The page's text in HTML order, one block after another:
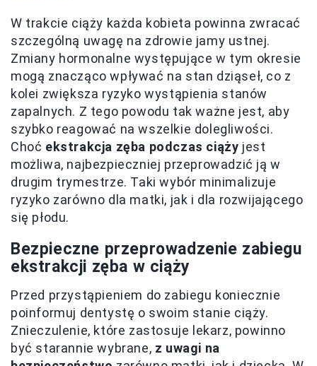
W trakcie ciąży każda kobieta powinna zwracać
szczególną uwagę na zdrowie jamy ustnej.
Zmiany hormonalne występujące w tym okresie
mogą znacząco wpływać na stan dziąseł, co z
kolei zwiększa ryzyko wystąpienia stanów
zapalnych. Z tego powodu tak ważne jest, aby
szybko reagować na wszelkie dolegliwości.
Choć ekstrakcja zęba podczas ciąży jest
możliwa, najbezpieczniej przeprowadzić ją w
drugim trymestrze. Taki wybór minimalizuje
ryzyko zarówno dla matki, jak i dla rozwijającego
się płodu.
Bezpieczne przeprowadzenie zabiegu
ekstrakcji zęba w ciąży
Przed przystąpieniem do zabiegu koniecznie
poinformuj dentystę o swoim stanie ciąży.
Znieczulenie, które zastosuje lekarz, powinno
być starannie wybrane, z uwagi na